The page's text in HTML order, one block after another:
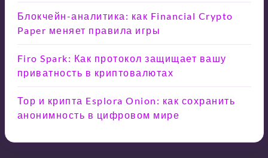
Блокчейн-аналитика: как Financial Crypto
Paper меняет правила игры
Firo Spark: Как протокол защищает вашу
приватность в криптовалютах
Тор и крипта Esplora Onion: как сохранить
анонимность в цифровом мире